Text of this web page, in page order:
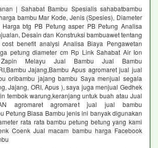
| Sahabat Bambu Spesialis sahabatbambu
bambu Mar Kode, Jenis (Spesies), Diameter
Harga btg PB Petung asper PB Petung Analisa
Desain dan Konstruksi bambuawet tentang
benefit analysi Analisa Biaya Pengawetan
petung diameter cm Rp Link Sahabat Air Ion
Melayu Jual Bambu Jual Bambu
Jajang,Bambu Apus agromaret jual jual
oribambu jajang bambu Saya menjual segala
Jajang, ORI, Apus ), saya juga menjual Gedhek
tembok warung,keranjang untuk buah atau Jual
agromaret agromaret jual jual bambu
Petung Biasa Bambu jenis ini banyak digunakan
rata rata bambu petung betung yang kami
Coenk Jual macam bambu harga Facebook